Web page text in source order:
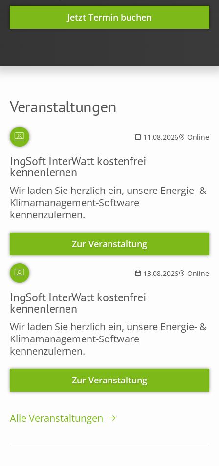
Jetzt Termin buchen
Veranstaltungen
Alle Veranstaltungen
11.08.2026 Online
IngSoft InterWatt kostenfrei
kennenlernen
Wir laden Sie herzlich ein, unsere Energie- &
Klimamanagement-Software
kennenzulernen.
Zur Veranstaltung
13.08.2026 Online
IngSoft InterWatt kostenfrei
kennenlernen
Wir laden Sie herzlich ein, unsere Energie- &
Klimamanagement-Software
kennenzulernen.
Zur Veranstaltung